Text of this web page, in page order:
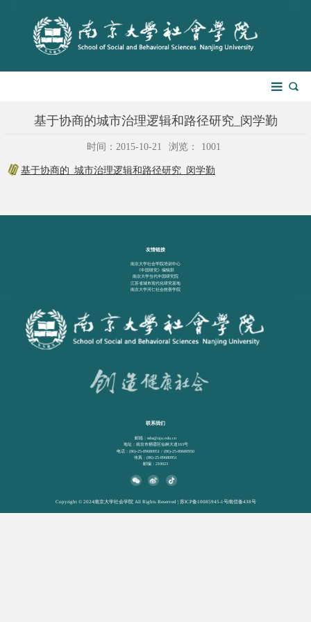
基于协商的城市治理逻辑和路径研究_闵学勤
时间：2015-10-21 浏览： 1001
基于协商的_城市治理逻辑和路径研究_闵学勤
友情链接
南京大学社会学院培训中心
《中国研究》编辑部
南京大学当代中国研究院
江苏省城市现代化研究基地
南京大学河仁社会慈善学院
联系我们
邮箱：ssbs@nju.edu.cn
地址：南京市栖霞区仙林大道163号
电话：(86)-25-89680951 / (86)-25-89680950
传真：(86)-25-89680951
邮编：210023
Copyright © 2024南京大学社会学院 All Rights Reserved | 苏ICP备10085945-1号南信备438号